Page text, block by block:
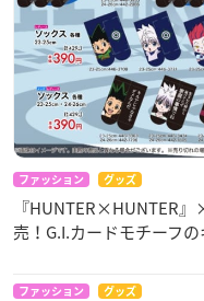
ファッション グッズ
『HUNTER×HUNTER
売！G.I.カードモチーフ
ファッション グッズ